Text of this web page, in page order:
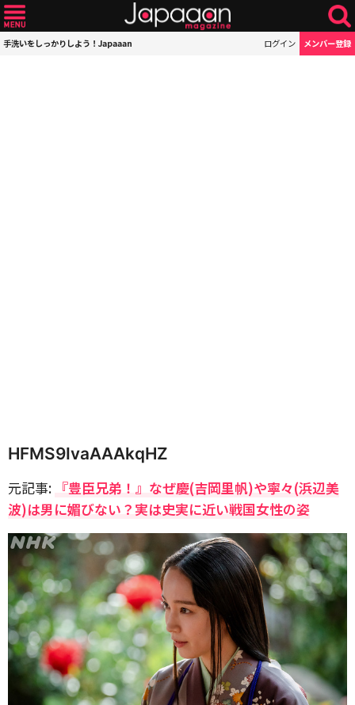
手洗いをしっかりしよう！Japaaan ログイン メンバー登録
HFMS9IvaAAAkqHZ
元記事: 『豊臣兄弟！』なぜ慶(吉岡里帆)や寧々(浜辺美
波)は男に媚びない？実は史実に近い戦国女性の姿